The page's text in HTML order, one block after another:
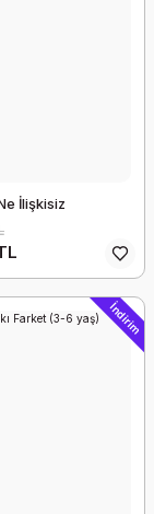
İlişkisiz
İndirim